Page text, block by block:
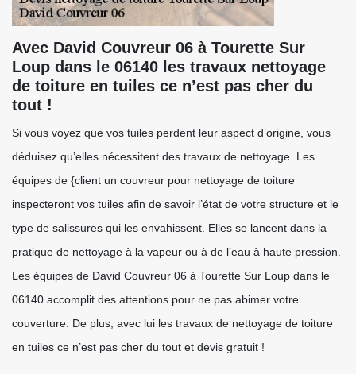
Avec David Couvreur 06 à Tourette Sur
Loup dans le 06140 les travaux nettoyage
de toiture en tuiles ce n’est pas cher du
tout !
Si vous voyez que vos tuiles perdent leur aspect d’origine, vous
déduisez qu’elles nécessitent des travaux de nettoyage. Les
équipes de {client un couvreur pour nettoyage de toiture
inspecteront vos tuiles afin de savoir l’état de votre structure et le
type de salissures qui les envahissent. Elles se lancent dans la
pratique de nettoyage à la vapeur ou à de l’eau à haute pression.
Les équipes de David Couvreur 06 à Tourette Sur Loup dans le
06140 accomplit des attentions pour ne pas abimer votre
couverture. De plus, avec lui les travaux de nettoyage de toiture
en tuiles ce n’est pas cher du tout et devis gratuit !